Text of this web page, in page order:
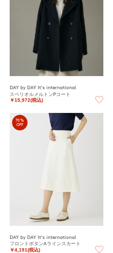
DAY by DAY It's international
スペリオルメルトンPコート
￥15,972(税込)
70%
OFF
DAY by DAY It's international
フロントボタンAラインスカート
￥4,191(税込)